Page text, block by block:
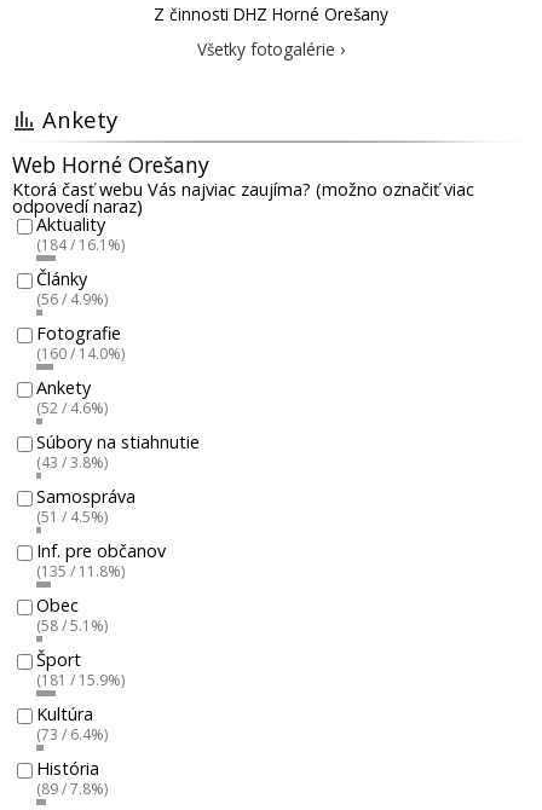
Z činnosti DHZ Horné Orešany
Všetky fotogalérie ›
Ankety
Web Horné Orešany
Ktorá časť webu Vás najviac zaujíma? (možno označiť viac
odpovedí naraz)
Aktuality
(184 / 16.1%)
Články
(56 / 4.9%)
Fotografie
(160 / 14.0%)
Ankety
(52 / 4.6%)
Súbory na stiahnutie
(43 / 3.8%)
Samospráva
(51 / 4.5%)
Inf. pre občanov
(135 / 11.8%)
Obec
(58 / 5.1%)
Šport
(181 / 15.9%)
Kultúra
(73 / 6.4%)
História
(89 / 7.8%)